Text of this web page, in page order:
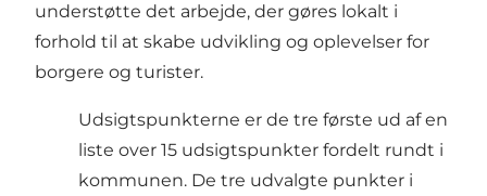
understøtte det arbejde, der gøres lokalt i
forhold til at skabe udvikling og oplevelser for
borgere og turister.
Udsigtspunkterne er de tre første ud af en
liste over 15 udsigtspunkter fordelt rundt i
kommunen. De tre udvalgte punkter i